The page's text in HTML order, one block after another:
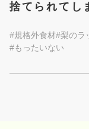
捨てられてし
#規格外食材#梨のラ
#もったいない